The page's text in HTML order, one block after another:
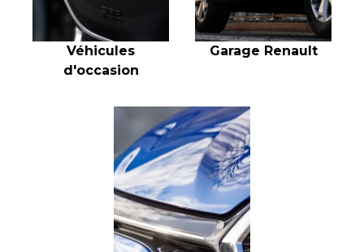
Véhicules
d'occasion
Garage Renault